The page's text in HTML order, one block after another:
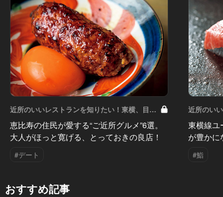
近所のいいレストランを知りたい！東横、目黒
線、世田谷などを深堀！ Vol.10
恵比寿の住民が愛する“ご近所グルメ”6選。
大人がほっと寛げる、とっておきの良店！
#デート
近所のい
線、世田
東横線ユ
が豊か
#鮨
おすすめ記事